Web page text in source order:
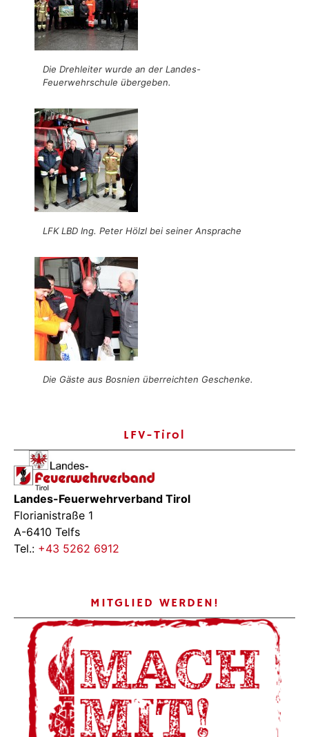
Die Drehleiter wurde an der Landes-
Feuerwehrschule übergeben.
LFK LBD Ing. Peter Hölzl bei seiner Ansprache
Die Gäste aus Bosnien überreichten Geschenke.
LFV-Tirol
Landes-Feuerwehrverband Tirol
Florianistraße 1
A-6410 Telfs
Tel.: +43 5262 6912
MITGLIED WERDEN!